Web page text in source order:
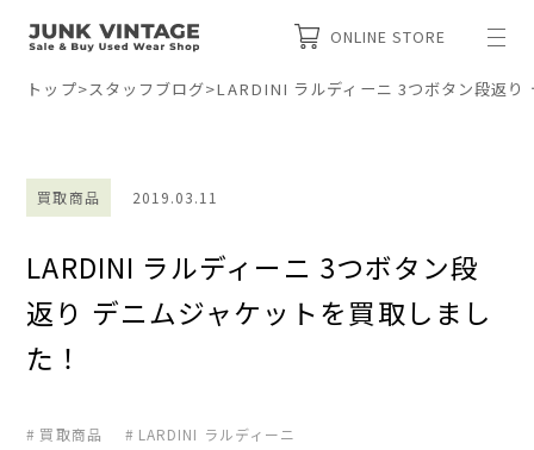
ONLINE STORE
トップ>スタッフブログ>LARDINI ラルディーニ 3つボタン段返り
買取商品 2019.03.11
LARDINI ラルディーニ 3つボタン段
返り デニムジャケットを買取しまし
た！
買取商品 LARDINI ラルディーニ